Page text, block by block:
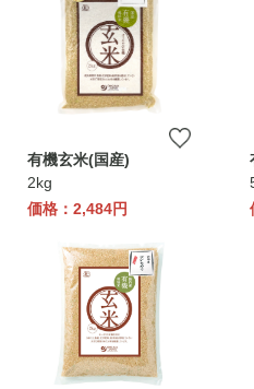
有機玄米(国産)
2kg
価格：2,484円